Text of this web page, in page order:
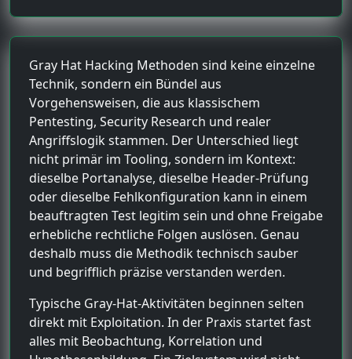
Gray Hat Hacking Methoden sind keine einzelne
Technik, sondern ein Bündel aus
Vorgehensweisen, die aus klassischem
Pentesting, Security Research und realer
Angriffslogik stammen. Der Unterschied liegt
nicht primär im Tooling, sondern im Kontext:
dieselbe Portanalyse, dieselbe Header-Prüfung
oder dieselbe Fehlkonfiguration kann in einem
beauftragten Test legitim sein und ohne Freigabe
erhebliche rechtliche Folgen auslösen. Genau
deshalb muss die Methodik technisch sauber
und begrifflich präzise verstanden werden.
Typische Gray-Hat-Aktivitäten beginnen selten
direkt mit Exploitation. In der Praxis startet fast
alles mit Beobachtung, Korrelation und